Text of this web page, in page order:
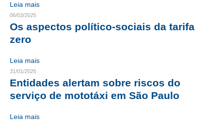
PERSONALIDADES DA TECNOLOGIA
NÚCLEO DA MULHER ENGENHEIRA
JURÍDICO
CONSULTORIA
Leia mais
06/03/2025
Os aspectos político-sociais da tarifa
zero
Leia mais
31/01/2025
Entidades alertam sobre riscos do
serviço de mototáxi em São Paulo
Leia mais